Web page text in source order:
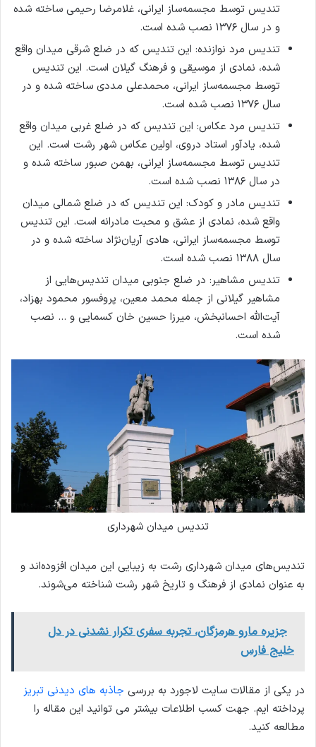
تندیس توسط مجسمه‌ساز ایرانی، غلامرضا رحیمی ساخته شده
و در سال ۱۳۷۶ نصب شده است.
تندیس مرد نوازنده: این تندیس که در ضلع شرقی میدان واقع
شده، نمادی از موسیقی و فرهنگ گیلان است. این تندیس
توسط مجسمه‌ساز ایرانی، محمدعلی مددی ساخته شده و در
سال ۱۳۷۶ نصب شده است.
تندیس مرد عکاس: این تندیس که در ضلع غربی میدان واقع
شده، یادآور استاد دروی، اولین عکاس شهر رشت است. این
تندیس توسط مجسمه‌ساز ایرانی، بهمن صبور ساخته شده و
در سال ۱۳۸۶ نصب شده است.
تندیس مادر و کودک: این تندیس که در ضلع شمالی میدان
واقع شده، نمادی از عشق و محبت مادرانه است. این تندیس
توسط مجسمه‌ساز ایرانی، هادی آریان‌نژاد ساخته شده و در
سال ۱۳۸۸ نصب شده است.
تندیس مشاهیر: در ضلع جنوبی میدان تندیس‌هایی از
مشاهیر گیلانی از جمله محمد معین، پروفسور محمود بهزاد،
آیت‌الله احسانبخش، میرزا حسین خان کسمایی و … نصب
شده است.
تندیس میدان شهرداری
تندیس‌های میدان شهرداری رشت به زیبایی این میدان افزوده‌اند و
به عنوان نمادی از فرهنگ و تاریخ شهر رشت شناخته می‌شوند.
جزیره مارو هرمزگان، تجربه‌ سفری تکرار نشدنی در دل
خلیج فارس
در یکی از مقالات سایت لاجورد به بررسی جاذبه های دیدنی تبریز
پرداخته ایم. جهت کسب اطلاعات بیشتر می توانید این مقاله را
مطالعه کنید.